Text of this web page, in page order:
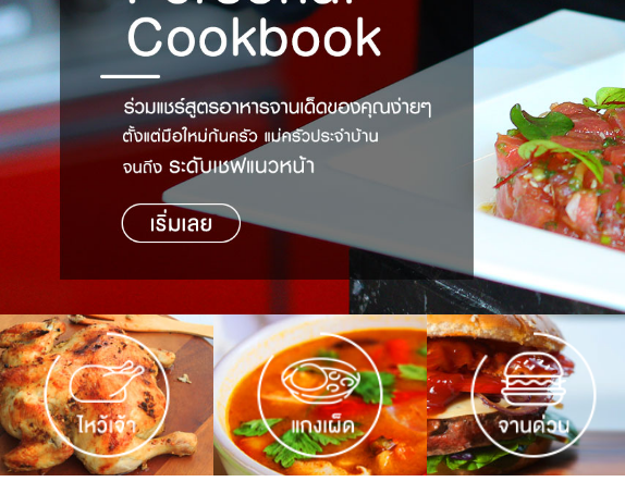
Top Foodie
สารพันก้นครัว
เคล็ดลับน่ารู้
เปรียบเทียบหน่วยการตวง
เปรียบเทียบอุณหภูมิ
เปรียบเทียบน้ำหนักวัตถุดิบ
ชั่งตวงเนย
FoodPedia
สร้าง Cookbook